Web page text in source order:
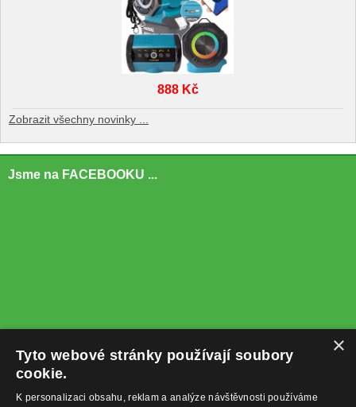
888 Kč
Zobrazit všechny novinky ...
Jsme na FACEBOOKU ...
×
Tyto webové stránky používají soubory
cookie.
K personalizaci obsahu, reklam a analýze návštěvnosti používáme